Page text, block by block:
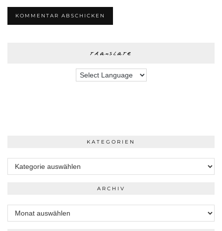
translate
KATEGORIEN
Kategorien
ARCHIV
Archiv